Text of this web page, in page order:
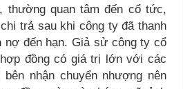
thường quan tâm đến cổ tức,
trả sau khi công ty đã thanh
nợ đến hạn. Giả sử công ty cổ
đồng có giá trị lớn với các
nhận chuyển nhượng nên